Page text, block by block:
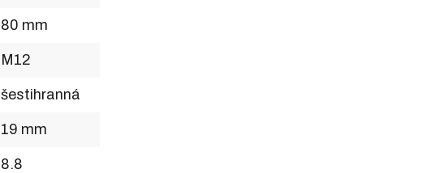
80 mm
M12
šestihranná
19 mm
8.8